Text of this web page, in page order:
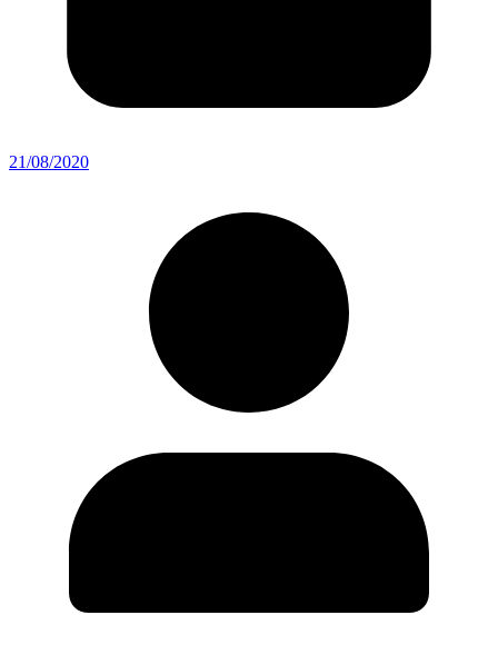
21/08/2020